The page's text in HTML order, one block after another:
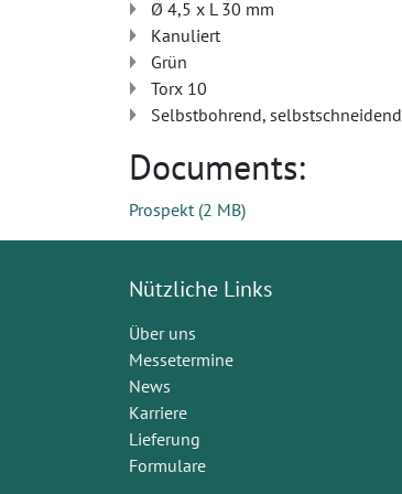
Ø 4,5 x L 30 mm
Kanuliert
Grün
Torx 10
Selbstbohrend, selbstschneidend
Documents:
Prospekt(2 MB)
Nützliche Links
Über uns
Messetermine
News
Karriere
Lieferung
Formulare